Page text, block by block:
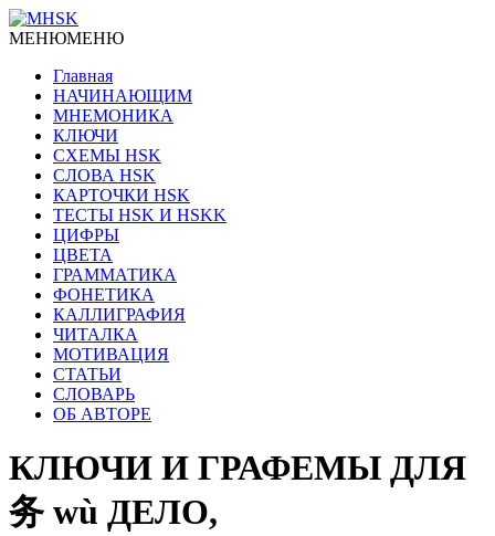
МЕНЮМЕНЮ
Главная
НАЧИНАЮЩИМ
МНЕМОНИКА
КЛЮЧИ
СХЕМЫ HSK
СЛОВА HSK
КАРТОЧКИ HSK
ТЕСТЫ HSK И HSKK
ЦИФРЫ
ЦВЕТА
ГРАММАТИКА
ФОНЕТИКА
КАЛЛИГРАФИЯ
ЧИТАЛКА
МОТИВАЦИЯ
СТАТЬИ
СЛОВАРЬ
ОБ АВТОРЕ
КЛЮЧИ И ГРАФЕМЫ ДЛЯ
务 wù ДЕЛО,